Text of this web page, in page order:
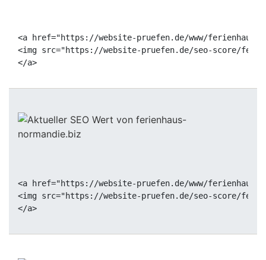
<a href="https://website-pruefen.de/www/
<img src="https://website-pruefen.de/seo-score/
<a href="https://website-pruefen.de/www/
<img src="https://website-pruefen.de/seo-score/